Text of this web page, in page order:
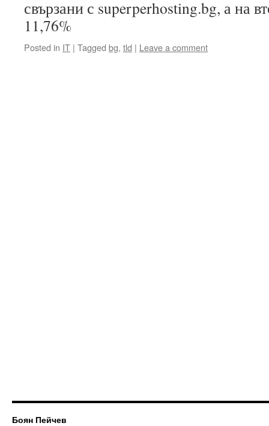
свързани с superperhosting.bg, а на
11,76%
Posted in IT | Tagged bg, tld | Leave a comment
Боян Пейчев